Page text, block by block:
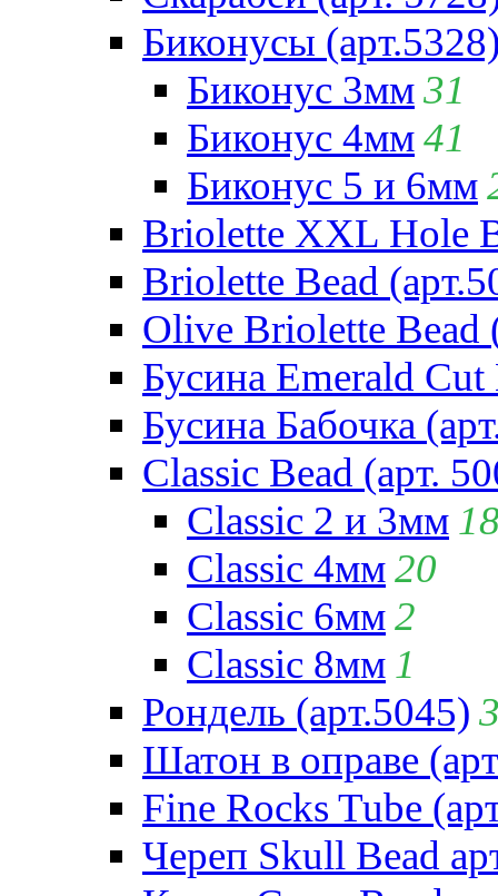
Биконусы
Биконус 3мм31
Биконус 4мм41
Биконус 5 и 6мм
Briolette XXL Hole
Briolette Bead
Olive Briolette Bead
Бусина Emerald Cut
Бусина Бабочка
Classic Bead (арт.
Classic 2 и 3мм
Classic 4мм20
Classic 6мм2
Classic 8мм 1
Рондель (арт.5045)
Шатон в оправе
Fine Rocks Tube
Череп Skull Bead